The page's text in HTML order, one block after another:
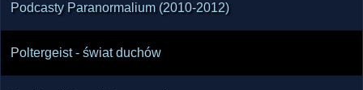
Podcasty Paranormalium (2010-2012)
Poltergeist - świat duchów